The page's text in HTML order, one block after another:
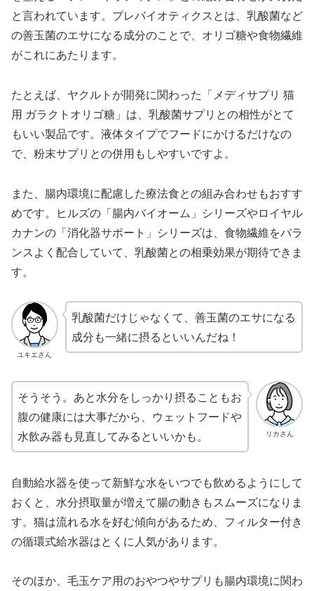
と言われています。プレバイオティクスとは、乳酸菌など
の善玉菌のエサになる成分のことで、オリゴ糖や食物繊維
がこれにあたります。
たとえば、ヤクルトが開発に関わった「メディサプリ 猫
用 ガラクトオリゴ糖」は、乳酸菌サプリとの相性がとて
もいい製品です。液体タイプでフードにかけるだけなの
で、粉末サプリとの併用もしやすいですよ。
また、腸内環境に配慮した療法食との組み合わせもおすす
めです。ヒルズの「腸内バイオーム」シリーズやロイヤル
カナンの「消化器サポート」シリーズは、食物繊維をバラ
ンスよく配合していて、乳酸菌との相乗効果が期待できま
す。
ユキエさん
乳酸菌だけじゃなくて、善玉菌のエサになる
成分も一緒に摂るといいんだね！
リカさん
そうそう。あと水分をしっかり摂ることもお
腹の健康には大事だから、ウェットフードや
水飲み器も見直してみるといいかも。
自動給水器を使って新鮮な水をいつでも飲めるようにして
おくと、水分摂取量が増えて腸の動きもスムーズになりま
す。猫は流れる水を好む傾向があるため、フィルター付き
の循環式給水器はとくに人気があります。
そのほか、毛玉ケア用のおやつやサプリも腸内環境に関わ